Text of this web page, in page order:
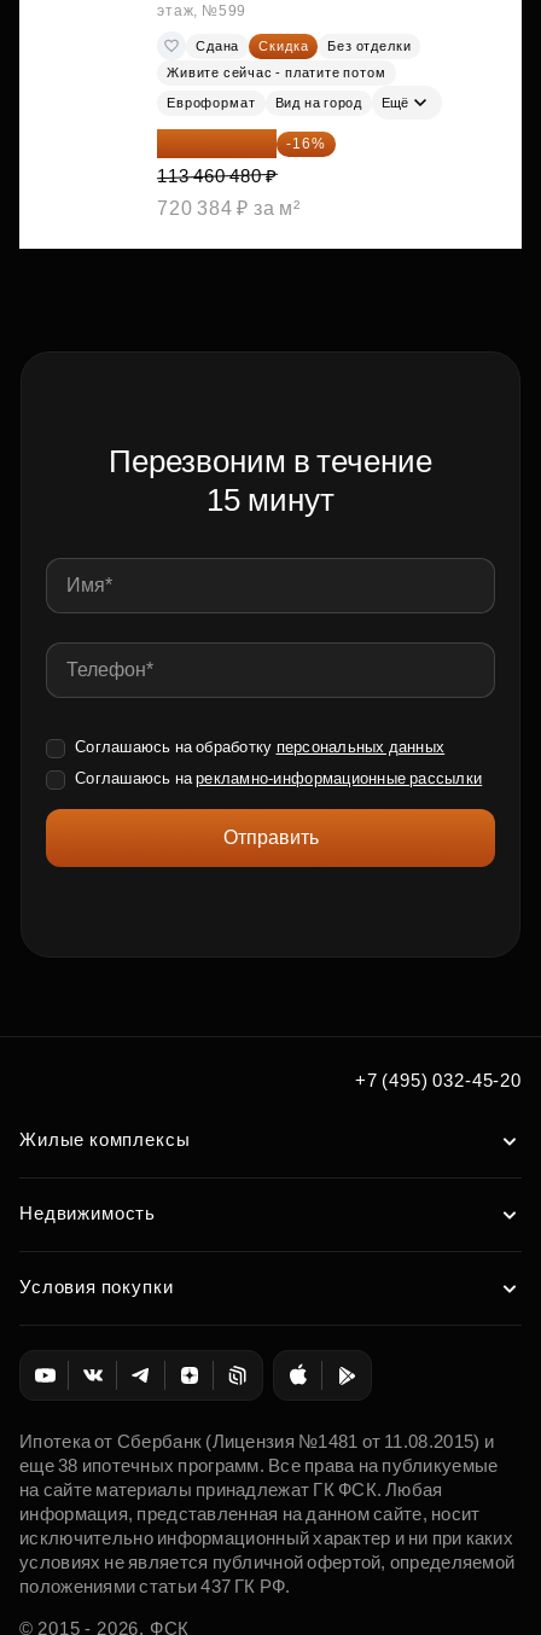
этаж, №599
Сдана Скидка
Без отделки
Живите сейчас - платите потом
Евроформат Вид на город Ещё
95 306 803 ₽ -16%
113 460 480 ₽
720 384 ₽ за м²
Перезвоним в течение
15 минут
Соглашаюсь на обработку персональных данных
Соглашаюсь нарекламно-информационные рассылки
Отправить
+7 (495) 032-45-20
Жилые комплексы
Недвижимость
Условия покупки
Ипотека от Сбербанк (Лицензия №1481 от 11.08.2015) и
еще 38 ипотечных программ. Все права на публикуемые
на сайте материалы принадлежат ГК ФСК. Любая
информация, представленная на данном сайте, носит
исключительно информационный характер и ни при каких
условиях не является публичной офертой, определяемой
положениями статьи 437 ГК РФ.
© 2015 - 2026. ФСК